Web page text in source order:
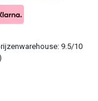
9.5/10